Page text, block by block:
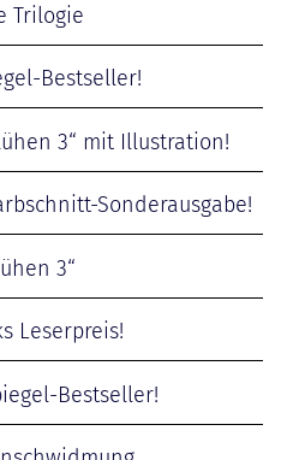
Trilogie
Bestseller!
3“ mit Illustration!
Sonderausgabe!
3“
Leserpreis!
Bestseller!